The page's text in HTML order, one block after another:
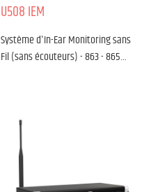
U508 IEM
Système d'In-Ear Monitoring sans
Fil (sans écouteurs) - 863 - 865…